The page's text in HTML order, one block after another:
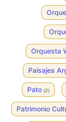
Orquesta
Paisajes
Pato (2)
Patrimonio